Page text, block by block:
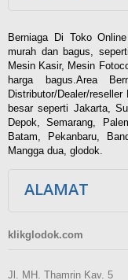
Berniaga Di Toko
murah dan bagus,
Mesin Kasir, Mesin
harga bagus.Area
Distributor/Dealer/
besar seperti Jakarta,
Depok, Semarang,
Batam, Pekanbaru,
Mangga dua, glodok.
ALAMAT
klikglodok.com
Jl. MH. Thamrin Kav. 5